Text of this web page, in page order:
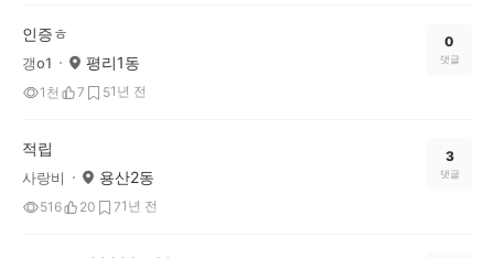
인증ㅎ
갱o1 평리1동
1천 7 51년 전
0
댓글
적립
사랑비 용산2동
516 20 71년 전
3
댓글